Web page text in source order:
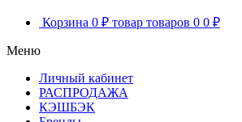
Корзина 0 ₽ товар товаров 0 0 ₽
Меню
Личный кабинет
РАСПРОДАЖА
КЭШБЭК